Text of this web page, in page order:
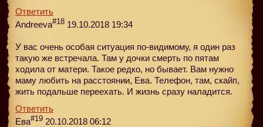
Ответить
Andreeva#18 19.10.2018 19:34
У вас очень особая ситуация по-видимому, я один раз
такую же встречала. Там у дочки смерть по пятам
ходила от матери. Такое редко, но бывает. Вам нужно
маму любить на расстоянии, Ева. Телефон, там, скайп,
жить подальше переехать. И жизнь сразу наладится.
Ответить
Ева#19 20.10.2018 06:12